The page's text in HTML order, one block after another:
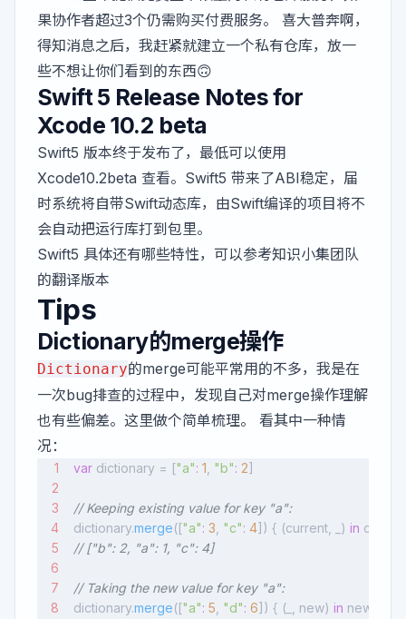
果协作者超过3个仍需购买付费服务。 喜大普奔啊，
得知消息之后，我赶紧就建立一个私有仓库，放一
些不想让你们看到的东西🙃
Swift 5 Release Notes for
Xcode 10.2 beta
Swift5 版本终于发布了，最低可以使用
Xcode10.2beta 查看。Swift5 带来了ABI稳定，届
时系统将自带Swift动态库，由Swift编译的项目将不
会自动把运行库打到包里。
Swift5 具体还有哪些特性，可以参考知识小集团队
的翻译版本
Tips
Dictionary的merge操作
Dictionary的merge可能平常用的不多，我是在
一次bug排查的过程中，发现自己对merge操作理解
也有些偏差。这里做个简单梳理。 看其中一种情
况：
var dictionary = ["a": 1 "b": 2]
// Keeping existing value for key "a":
dictionary.merge(["a": 3 "c": 4]) { (current, _) in
// ["b": 2, "a": 1, "c": 4]
// Taking the new value for key "a":
dictionary.merge(["a": 5 "d": 6]) { (_, new) in new }